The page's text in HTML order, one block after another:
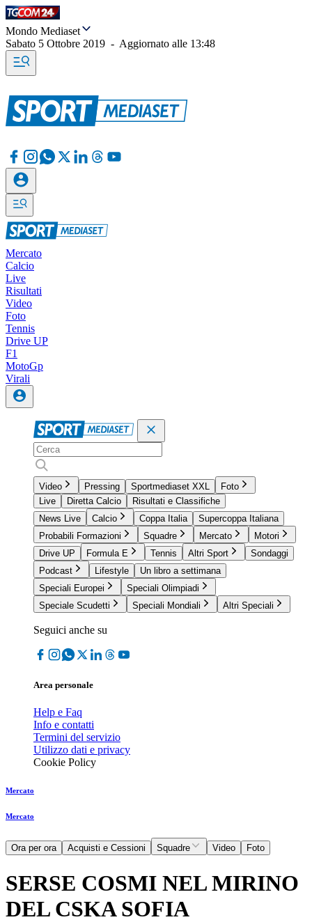
Mondo Mediaset
Sabato 5 Ottobre 2019 - Aggiornato alle 13:48
Mercato
Calcio
Live
Risultati
Video
Foto
Tennis
Drive UP
F1
MotoGp
Virali
Video Pressing Sportmediaset XXL
Foto
Live
Diretta Calcio
Risultati e Classifiche
News Live
Calcio Coppa Italia
Supercoppa Italiana
Probabili Formazioni
Squadre Mercato
Motori
Drive UP
Formula E Tennis Altri Sport
Sondaggi
Podcast
Lifestyle
Un libro a settimana
Speciali Europei
Speciali Olimpiadi
Speciale Scudetti
Speciali Mondiali Altri Speciali
Seguici anche su
Area personale
Help e Faq
Info e contatti
Termini del servizio
Utilizzo dati e privacy
Cookie Policy
Mercato
Mercato
Ora per ora Acquisti e Cessioni Squadre Video Foto
SERSE COSMI NEL MIRINO
DEL CSKA SOFIA